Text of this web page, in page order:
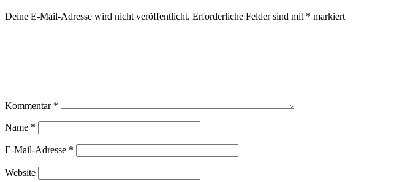
Deine E-Mail-Adresse wird nicht veröffentlicht. Erforderliche Felder sind mit * markiert
Kommentar *
Name *
E-Mail-Adresse *
Website